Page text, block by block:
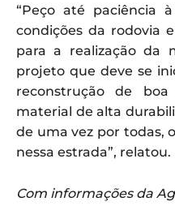
“Peço até paciência
condições da rodovia
para a realização da
projeto que deve se
reconstrução de
material de alta
de uma vez por todas,
nessa estrada”, relatou.
Com informações da